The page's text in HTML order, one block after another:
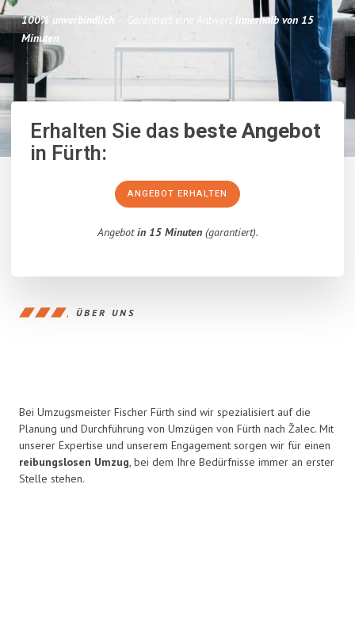
100% unverbindlich – Garantiert eine Antwort
innerhalb von 15
Minuten.
Erhalten Sie dasbeste Angebot
in Fürth:
ANGEBOT ERHALTEN
Angebotin 15 Minuten(garantiert).
ÜBER UNS
Bei Umzugsmeister Fischer Fürth sind wir spezialisiert auf die
Planung und Durchführung von Umzügen von Fürth nach Žalec. Mit
unserer Expertise und unserem Engagement sorgen wir für einen
reibungslosen Umzug, bei dem Ihre Bedürfnisse immer an erster
Stelle stehen.